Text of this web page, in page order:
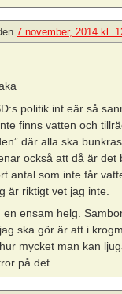
7 november, 2014 kl.
politik int eär så
finns vatten och
där alla ska
också att då är det
antal som inte får
är riktigt vet jag inte.
en ensam helg.
ska gör är att i
mycket man kan
på det.